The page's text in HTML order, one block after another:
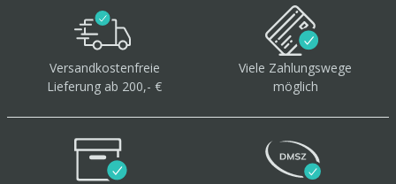
Versandkostenfreie
Lieferung ab 200,- €
Viele Zahlungswege
möglich